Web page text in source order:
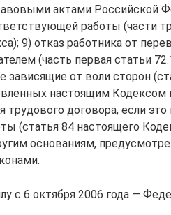
актами Российской
работы (части
9) отказ работника от
(часть первая статьи
зависящие от воли сторон
настоящим
трудового договора, если
(статья 84 настоящего
основаниям,
с 6 октября 2006 года —